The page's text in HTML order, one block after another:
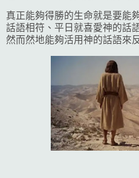
真正能夠得勝的生命就是要能
話語相符、平日就喜愛神的話
然而然地能夠活用神的話語來